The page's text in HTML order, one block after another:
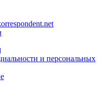
и персональных